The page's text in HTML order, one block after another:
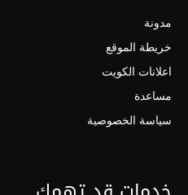
مدونة
خريطة الموقع
اعلانات الكويت
مساعدة
سياسة الخصوصية